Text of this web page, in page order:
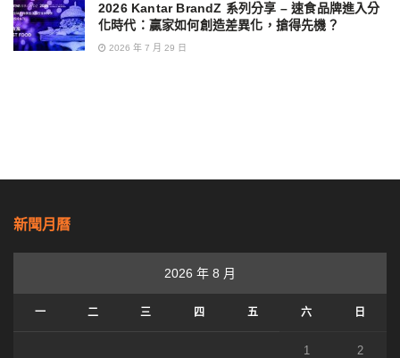
2026 Kantar BrandZ 系列分享 – 速食品牌進入分
化時代：贏家如何創造差異化，搶得先機？
2026 年 7 月 29 日
新聞月曆
2026 年 8 月
一 二 三 四 五 六 日
1 2